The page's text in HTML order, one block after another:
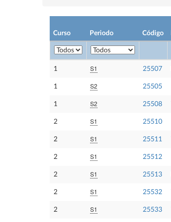
Curso Periodo Código
1 S1 25507
1 S2 25505
1 S2 25508
2 S1 25510
2 S1 25511
2 S1 25512
2 S1 25513
2 S1 25532
2 S1 25533